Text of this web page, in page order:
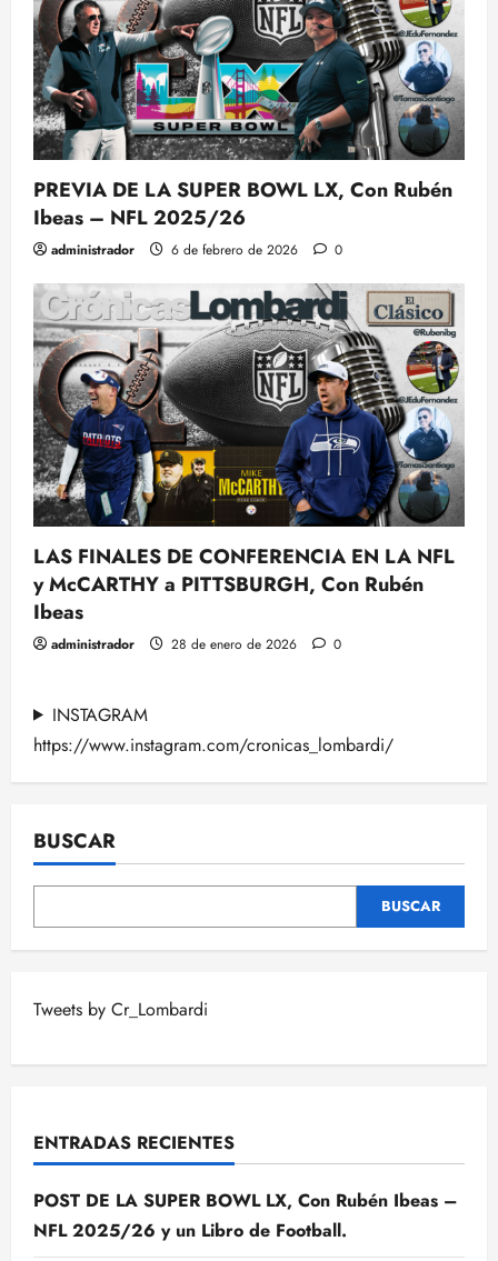
PREVIA DE LA SUPER BOWL LX, Con Rubén
Ibeas – NFL 2025/26
administrador 6 de febrero de 2026 0
LAS FINALES DE CONFERENCIA EN LA NFL
y McCARTHY a PITTSBURGH, Con Rubén
Ibeas
administrador 28 de enero de 2026 0
INSTAGRAM
https://www.instagram.com/cronicas_lombardi/
BUSCAR
BUSCAR
Tweets by Cr_Lombardi
ENTRADAS RECIENTES
POST DE LA SUPER BOWL LX, Con Rubén Ibeas –
NFL 2025/26 y un Libro de Football.